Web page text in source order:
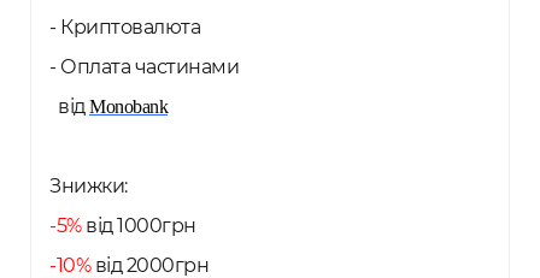
- Криптовалюта
- Оплата частинами
відMonobank
Знижки:
-5%від 1000грн
-10%від 2000грн